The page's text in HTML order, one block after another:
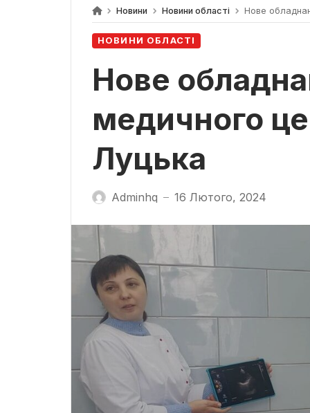
Новини Новини області Нове
НОВИНИ ОБЛАСТІ
Нове
медичного
Луцька
Adminhq — 16 Лютого, 2024